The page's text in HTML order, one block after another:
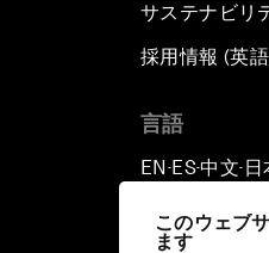
このウェブ
ます
サステナビリ
採用情報 (英
言語
EN ▪ ES▪中文▪